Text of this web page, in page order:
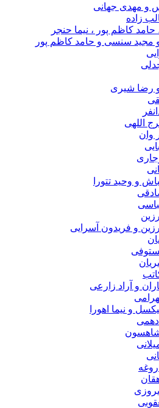
جهانی
پور ، نیما حنجر
و حامد کاظم پور
تتورا
آسرایی
زارعی
اهورا